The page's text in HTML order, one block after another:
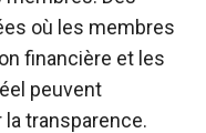
où les membres
financière et les
peuvent
transparence.